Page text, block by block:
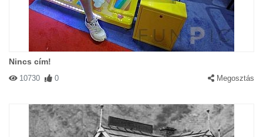
Nincs cím!
10730 0 Megosztás